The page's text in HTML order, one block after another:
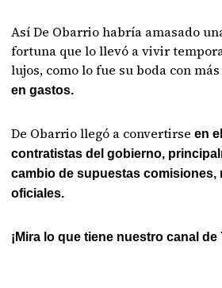
Así De Obarrio habría amasado
fortuna que lo llevó a vivir
lujos, como lo fue su boda con
en gastos.
De Obarrio llegó a convertirseen
contratistas del gobierno,
cambio de supuestas comisiones,
oficiales.
¡Mira lo que tiene nuestro canal de